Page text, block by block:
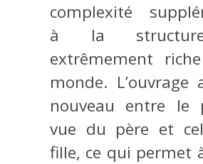
complexité
à la
extrêmement
monde. L’ouvrage
nouveau entre le
vue du père et
fille, ce qui permet